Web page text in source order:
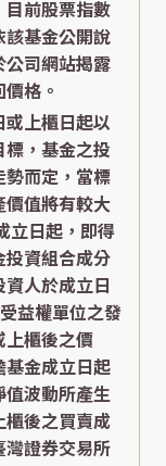
目前股票指數
該基金公開說
公司網站揭露
格。
或上櫃日起以
標，基金之投
勢而定，當標
價值將有較大
立日起，即得
投資組合成分
人於成立日
益權單位之發
上櫃後之價
基金成立日起
值波動所產生
櫃後之買賣成
灣證券交易所